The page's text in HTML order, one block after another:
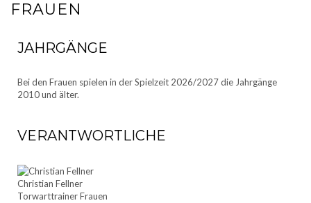
FRAUEN
JAHRGÄNGE
Bei den Frauen spielen in der Spielzeit 2026/2027 die Jahrgänge
2010 und älter.
VERANTWORTLICHE
Christian Fellner
Torwarttrainer Frauen